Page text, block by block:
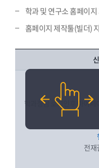
학과 및 연구소 홈페이
홈페이지 제작툴(빌더)
학과장님 로그인후 마이페
전재